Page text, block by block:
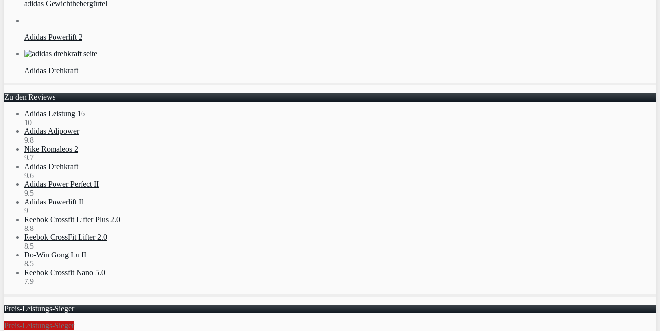
adidas Gewichthebergürtel
Adidas Powerlift 2
Adidas Drehkraft
Zu den Reviews
Adidas Leistung 16
10
Adidas Adipower
9.8
Nike Romaleos 2
9.7
Adidas Drehkraft
9.6
Adidas Power Perfect II
9.5
Adidas Powerlift II
9
Reebok Crossfit Lifter Plus 2.0
8.8
Reebok CrossFit Lifter 2.0
8.5
Do-Win Gong Lu II
8.5
Reebok Crossfit Nano 5.0
7.9
Preis-Leistungs-Sieger
Preis-Leistungs-Sieger